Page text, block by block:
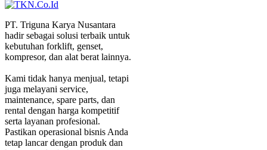
PT. Triguna Karya Nusantara
hadir sebagai solusi terbaik untuk
kebutuhan forklift, genset,
kompresor, dan alat berat lainnya.
Kami tidak hanya menjual, tetapi
juga melayani service,
maintenance, spare parts, dan
rental dengan harga kompetitif
serta layanan profesional.
Pastikan operasional bisnis Anda
tetap lancar dengan produk dan